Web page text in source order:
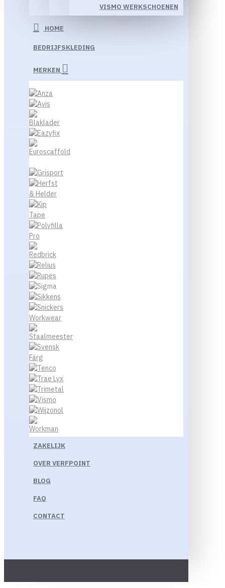
VISMO WERKSCHOENEN
HOME
BEDRIJFSKLEDING
MERKEN
ZAKELIJK
OVER VERFPOINT
BLOG
FAQ
CONTACT